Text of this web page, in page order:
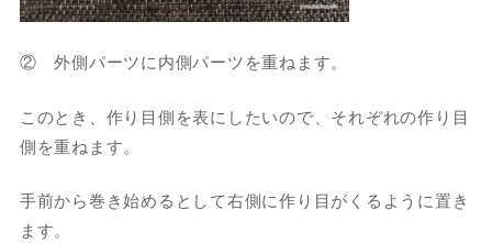
② 外側パーツに内側パーツを重ねます。
このとき、作り目側を表にしたいので、それぞれの作り目
側を重ねます。
手前から巻き始めるとして右側に作り目がくるように置き
ます。